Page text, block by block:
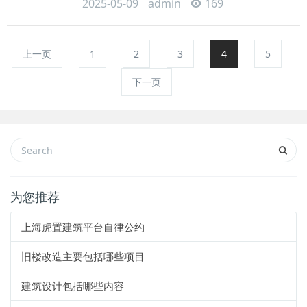
2025-05-09 admin 169
上一页 1 2 3 4 5
下一页
为您推荐
上海虎置建筑平台自律公约
旧楼改造主要包括哪些项目
建筑设计包括哪些内容